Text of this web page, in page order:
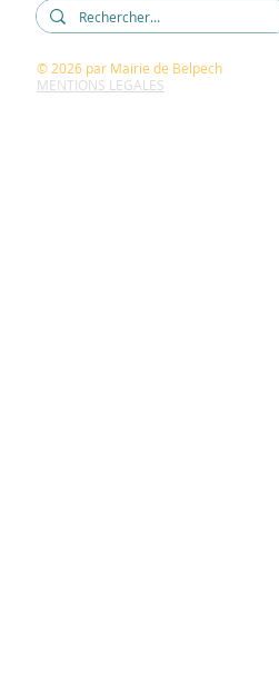
© 2026 par Mairie de Belpech
MENTIONS LEGALES